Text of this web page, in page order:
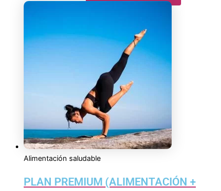
Alimentación saludable
PLAN PREMIUM (ALIMENTACIÓN +